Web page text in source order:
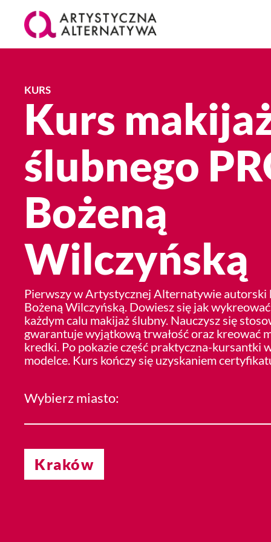
KURS
Kurs
ślubnego
Bożeną
Wilczyńską
Pierwszy w Artystycznej Alternatywie autorski
Bożeną Wilczyńską. Dowiesz się jak
każdym calu makijaż ślubny. Nauczysz się
gwarantuje wyjątkową trwałość oraz kreować
kredki. Po pokazie część praktyczna-kursantki
modelce. Kurs kończy się uzyskaniem
Wybierz miasto:
Kraków